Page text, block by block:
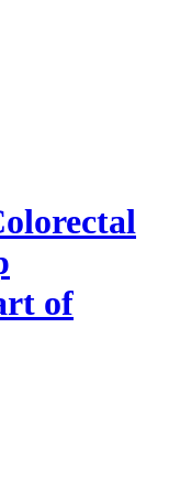
of